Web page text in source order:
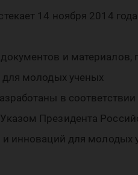
14 ноября 2014
и
для молодых ученых
в
Президента
и инноваций для молодых